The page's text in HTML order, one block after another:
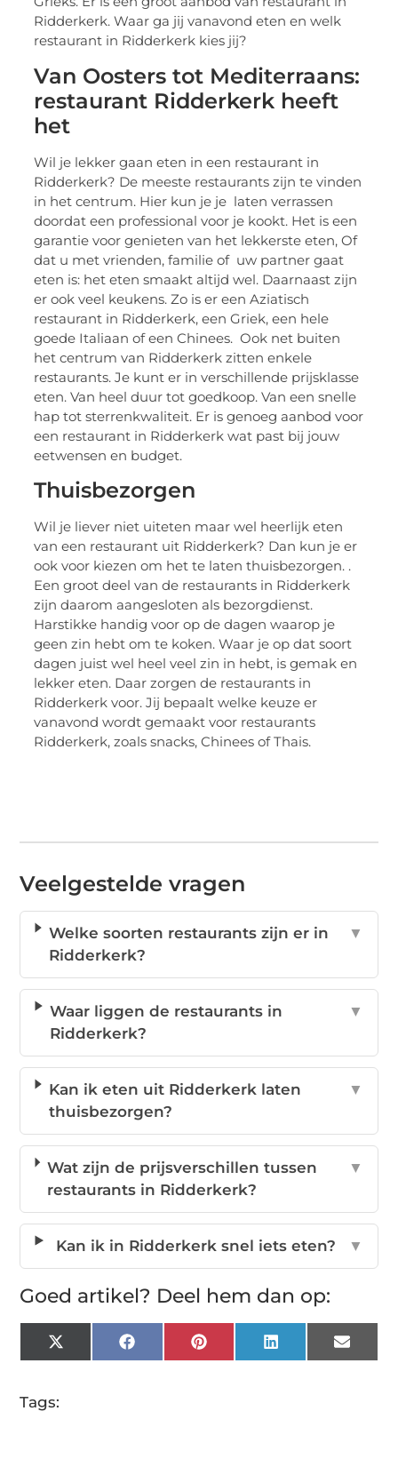
Ridderkerk. Waar ga jij vanavond eten en welk
restaurant in Ridderkerk kies jij?
Van Oosters tot Mediterraans:
restaurant Ridderkerk heeft
het
Wil je lekker gaan eten in een restaurant in
Ridderkerk? De meeste restaurants zijn te vinden
in het centrum. Hier kun je je laten verrassen
doordat een professional voor je kookt. Het is een
garantie voor genieten van het lekkerste eten, Of
dat u met vrienden, familie of uw partner gaat
eten is: het eten smaakt altijd wel. Daarnaast zijn
er ook veel keukens. Zo is er een Aziatisch
restaurant in Ridderkerk, een Griek, een hele
goede Italiaan of een Chinees. Ook net buiten
het centrum van Ridderkerk zitten enkele
restaurants. Je kunt er in verschillende prijsklasse
eten. Van heel duur tot goedkoop. Van een snelle
hap tot sterrenkwaliteit. Er is genoeg aanbod voor
een restaurant in Ridderkerk wat past bij jouw
eetwensen en budget.
Thuisbezorgen
Wil je liever niet uiteten maar wel heerlijk eten
van een restaurant uit Ridderkerk? Dan kun je er
ook voor kiezen om het te laten thuisbezorgen. .
Een groot deel van de restaurants in Ridderkerk
zijn daarom aangesloten als bezorgdienst.
Harstikke handig voor op de dagen waarop je
geen zin hebt om te koken. Waar je op dat soort
dagen juist wel heel veel zin in hebt, is gemak en
lekker eten. Daar zorgen de restaurants in
Ridderkerk voor. Jij bepaalt welke keuze er
vanavond wordt gemaakt voor restaurants
Ridderkerk, zoals snacks, Chinees of Thais.
Veelgestelde vragen
Welke soorten restaurants zijn er in
Ridderkerk?
▼
Waar liggen de restaurants in
Ridderkerk?
▼
Kan ik eten uit Ridderkerk laten
thuisbezorgen?
▼
Wat zijn de prijsverschillen tussen
restaurants in Ridderkerk?
▼
Kan ik in Ridderkerk snel iets eten? ▼
Goed artikel? Deel hem dan op:
X
(Twitter)
FacebookPinterestLinkedInEmail
Tags: